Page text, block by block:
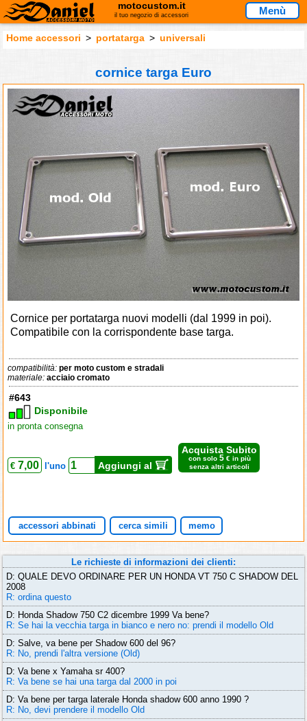
motocustom.it
il tuo negozio di accessori Menù
Home accessori > portatarga > universali
cornice targa Euro
Cornice per portatarga nuovi modelli (dal 1999 in poi).
Compatibile con la corrispondente base targa.
compatibilità:per moto custom e stradali
materiale:acciaio cromato
#643
Disponibile
in pronta consegna
€ 7,00 l'uno Aggiungi al
Acquista Subito
con solo 5€ in più
senza altri articoli
accessori abbinati cerca simili memo
Le richieste di informazioni dei clienti:
D: QUALE DEVO ORDINARE PER UN HONDA VT 750 C SHADOW DEL
2008
R: ordina questo
D: Honda Shadow 750 C2 dicembre 1999 Va bene?
R: Se hai la vecchia targa in bianco e nero no: prendi il modello Old
D: Salve, va bene per Shadow 600 del 96?
R: No, prendi l'altra versione (Old)
D: Va bene x Yamaha sr 400?
R: Va bene se hai una targa dal 2000 in poi
D: Va bene per targa laterale Honda shadow 600 anno 1990 ?
R: No, devi prendere il modello Old